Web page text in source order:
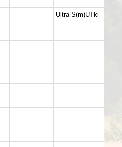
Ultra S(m)UTki
M